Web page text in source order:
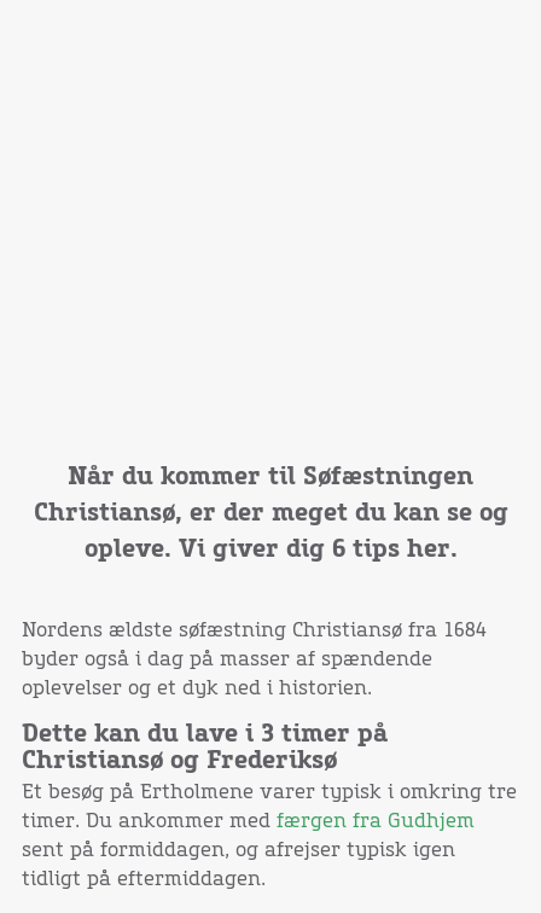
Når du kommer til Søfæstningen
Christiansø, er der meget du kan se og
opleve. Vi giver dig 6 tips her.
Nordens ældste søfæstning Christiansø fra 1684
byder også i dag på masser af spændende
oplevelser og et dyk ned i historien.
Dette kan du lave i 3 timer på
Christiansø og Frederiksø
Et besøg på Ertholmene varer typisk i omkring tre
timer. Du ankommer med færgen fra Gudhjem
sent på formiddagen, og afrejser typisk igen
tidligt på eftermiddagen.